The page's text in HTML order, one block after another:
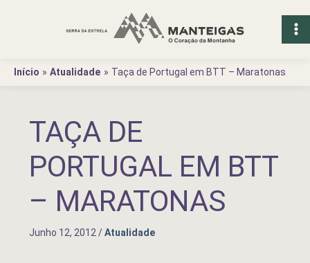
Início
Atualidade Taça de Portugal em BTT – Maratonas
TAÇA DE
PORTUGAL EM BTT
– MARATONAS
Junho 12, 2012 /Atualidade